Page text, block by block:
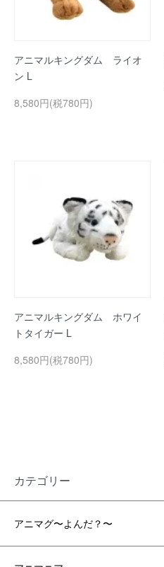
アニマルキングダム ライオ
ン L
8,580円(税780円)
アニマルキングダム ホワイ
トタイガー L
8,580円(税780円)
カテゴリー
アニマグ〜よんだ？〜